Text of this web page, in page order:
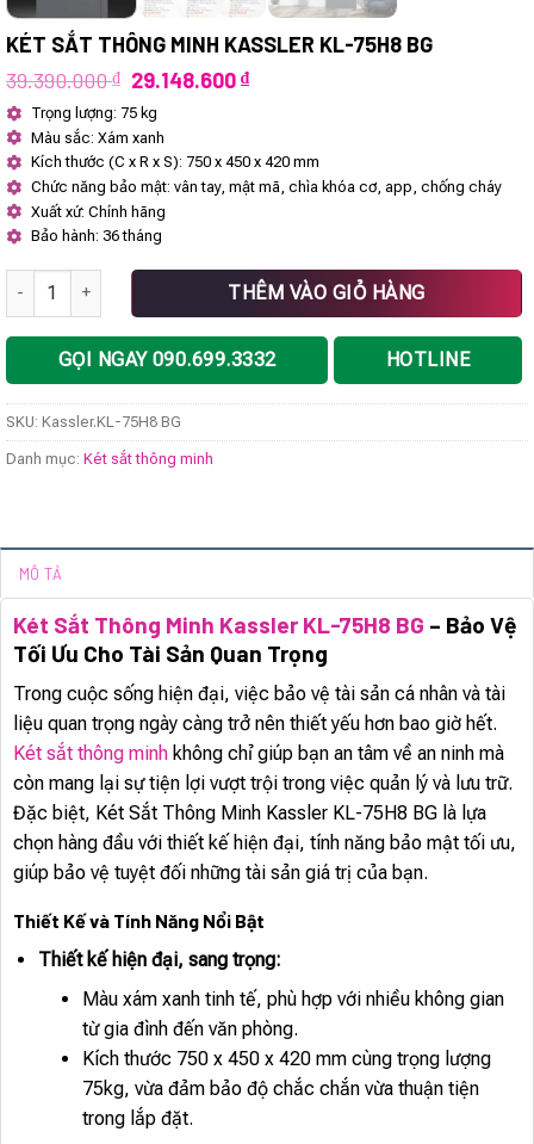
KÉT SẮT THÔNG MINH KASSLER KL-75H8 BG
39.390.000₫ Giá
gốc
là:
39.390.000 ₫.
29.148.600₫Giá
29.148.600 ₫.
Trọng lượng: 75 kg
Màu sắc: Xám xanh
Kích thước (C x R x S): 750 x 450 x 420 mm
Chức năng bảo mật: vân tay, mật mã, chìa khóa cơ, app, chống cháy
Xuất xứ: Chính hãng
Bảo hành: 36 tháng
Két sắt thông minh Kassler KL-75H8 BG số lượng
THÊM VÀO GIỎ HÀNG
GỌI NGAY 090.699.3332 HOTLINE
SKU: Kassler.KL-75H8 BG
Danh mục: Két sắt thông minh
MÔ TẢ
Két Sắt Thông Minh Kassler KL-75H8 BG – Bảo Vệ
Tối Ưu Cho Tài Sản Quan Trọng
Trong cuộc sống hiện đại, việc bảo vệ tài sản cá nhân và tài
liệu quan trọng ngày càng trở nên thiết yếu hơn bao giờ hết.
Két sắt thông minh không chỉ giúp bạn an tâm về an ninh mà
còn mang lại sự tiện lợi vượt trội trong việc quản lý và lưu trữ.
Đặc biệt, Két Sắt Thông Minh Kassler KL-75H8 BG là lựa
chọn hàng đầu với thiết kế hiện đại, tính năng bảo mật tối ưu,
giúp bảo vệ tuyệt đối những tài sản giá trị của bạn.
Thiết Kế và Tính Năng Nổi Bật
Thiết kế hiện đại, sang trọng:
Màu xám xanh tinh tế, phù hợp với nhiều không gian
từ gia đình đến văn phòng.
Kích thước 750 x 450 x 420 mm cùng trọng lượng
75kg, vừa đảm bảo độ chắc chắn vừa thuận tiện
trong lắp đặt.